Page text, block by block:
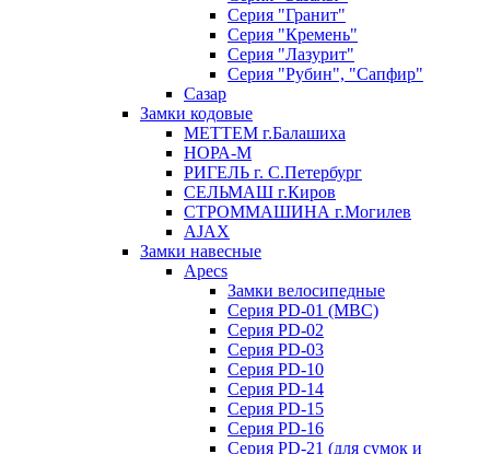
Серия "Гранит"
Серия "Кремень"
Серия "Лазурит"
Серия "Рубин", "Сапфир"
Сазар
Замки кодовые
МЕТТЕМ г.Балашиха
НОРА-М
РИГЕЛЬ г. С.Петербург
СЕЛЬМАШ г.Киров
СТРОММАШИНА г.Могилев
AJAX
Замки навесные
Apecs
Замки велосипедные
Серия PD-01 (МВС)
Серия PD-02
Серия PD-03
Серия PD-10
Серия PD-14
Серия PD-15
Серия PD-16
Серия PD-21 (для сумок и